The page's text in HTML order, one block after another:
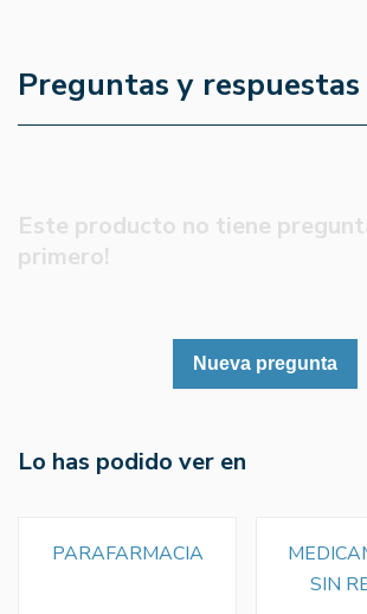
Preguntas y respuestas
Este producto no tiene
primero!
Nueva pregunta
Lo has podido ver en
PARAFARMACIA
SIN